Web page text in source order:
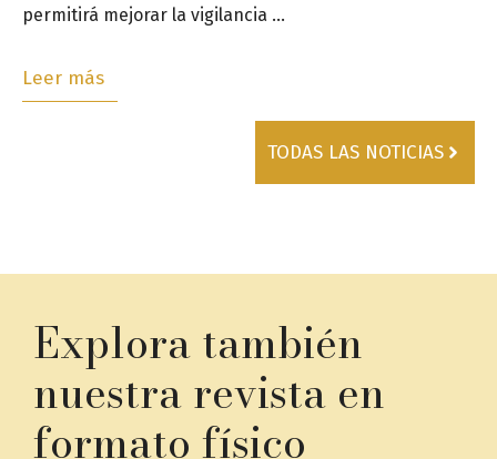
permitirá mejorar la vigilancia …
Leer más
TODAS LAS NOTICIAS
Explora también
nuestra revista en
formato físico